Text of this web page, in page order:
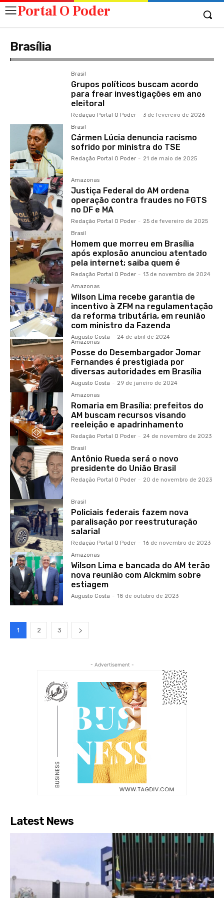
Portal O Poder
Brasília
Brasil
Grupos políticos buscam acordo
para frear investigações em ano
eleitoral
Redação Portal O Poder - 3 de fevereiro de 2026
Brasil
Cármen Lúcia denuncia racismo
sofrido por ministra do TSE
Redação Portal O Poder - 21 de maio de 2025
Amazonas
Justiça Federal do AM ordena
operação contra fraudes no FGTS
no DF e MA
Redação Portal O Poder - 25 de fevereiro de 2025
Brasil
Homem que morreu em Brasília
após explosão anunciou atentado
pela internet; saiba quem é
Redação Portal O Poder - 13 de novembro de 2024
Amazonas
Wilson Lima recebe garantia de
incentivo à ZFM na regulamentação
da reforma tributária, em reunião
com ministro da Fazenda
Augusto Costa - 24 de abril de 2024
Amazonas
Posse do Desembargador Jomar
Fernandes é prestigiada por
diversas autoridades em Brasília
Augusto Costa - 29 de janeiro de 2024
Amazonas
Romaria em Brasília: prefeitos do
AM buscam recursos visando
reeleição e apadrinhamento
Redação Portal O Poder - 24 de novembro de 2023
Brasil
Antônio Rueda será o novo
presidente do União Brasil
Redação Portal O Poder - 20 de novembro de 2023
Brasil
Policiais federais fazem nova
paralisação por reestruturação
salarial
Redação Portal O Poder - 16 de novembro de 2023
Amazonas
Wilson Lima e bancada do AM terão
nova reunião com Alckmim sobre
estiagem
Augusto Costa - 18 de outubro de 2023
1 2 3
- Advertisement -
Latest News